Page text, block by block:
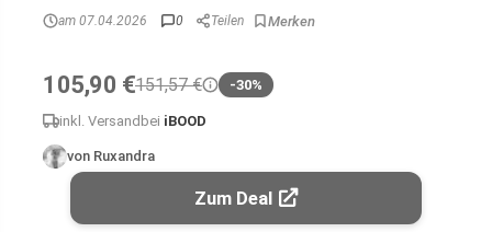
am 07.04.2026 0 Teilen
105,90 €151,57 € -30%
inkl. Versand bei iBOOD
von Ruxandra
Zum Deal